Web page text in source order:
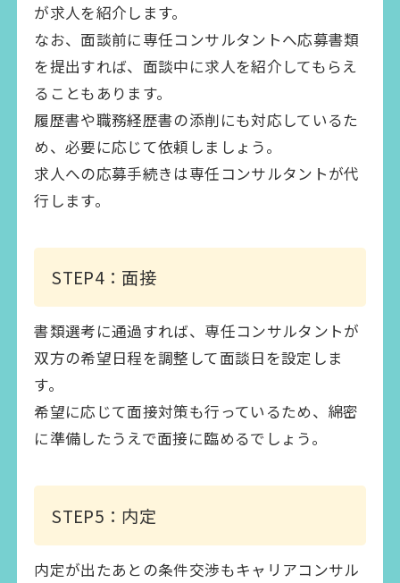
が求人を紹介します。
なお、面談前に専任コンサルタントへ応募書類
を提出すれば、面談中に求人を紹介してもらえ
ることもあります。
履歴書や職務経歴書の添削にも対応しているた
め、必要に応じて依頼しましょう。
求人への応募手続きは専任コンサルタントが代
行します。
STEP4：面接
書類選考に通過すれば、専任コンサルタントが
双方の希望日程を調整して面談日を設定しま
す。
希望に応じて面接対策も行っているため、綿密
に準備したうえで面接に臨めるでしょう。
STEP5：内定
内定が出たあとの条件交渉もキャリアコンサル